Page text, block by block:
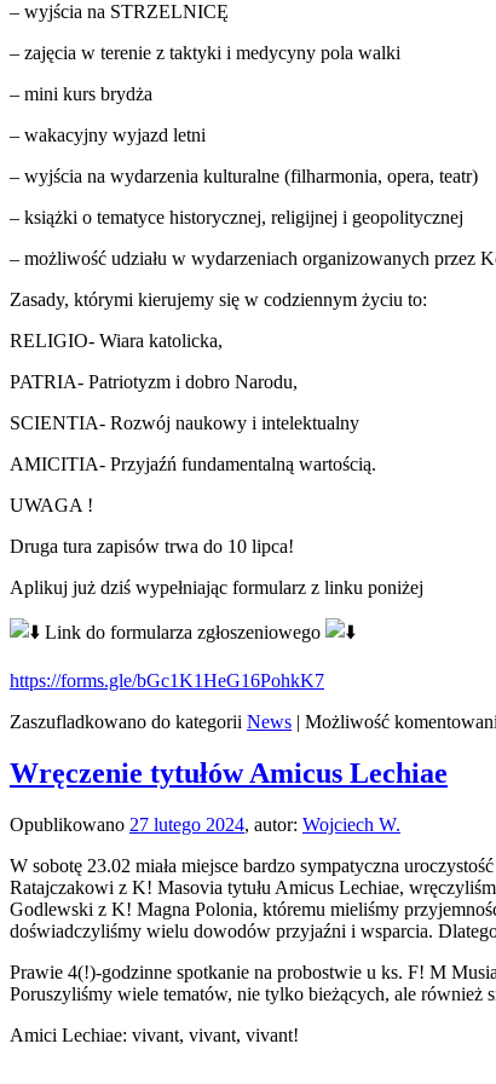
– wyjścia na STRZELNICĘ
– zajęcia w terenie z taktyki i medycyny pola walki
– mini kurs brydża
– wakacyjny wyjazd letni
– wyjścia na wydarzenia kulturalne (filharmonia, opera, teatr)
– książki o tematyce historycznej, religijnej i geopolitycznej
– możliwość udziału w wydarzeniach organizowanych przez
Zasady, którymi kierujemy się w codziennym życiu to:
RELIGIO- Wiara katolicka,
PATRIA- Patriotyzm i dobro Narodu,
SCIENTIA- Rozwój naukowy i intelektualny
AMICITIA- Przyjaźń fundamentalną wartością.
UWAGA !
Druga tura zapisów trwa do 10 lipca!
Aplikuj już dziś wypełniając formularz z linku poniżej
Link do formularza zgłoszeniowego
https://forms.gle/bGc1K1HeG16PohkK7
Zaszufladkowano do kategorii News | Możliwość
Wręczenie tytułów Amicus Lechiae
Opublikowano 27 lutego 2024, autor: Wojciech W.
W sobotę 23.02 miała miejsce bardzo sympatyczna
Ratajczakowi z K! Masovia tytułu Amicus Lechiae,
Godlewski z K! Magna Polonia, któremu mieliśmy
doświadczyliśmy wielu dowodów przyjaźni i wsparcia.
Prawie 4(!)-godzinne spotkanie na probostwie u ks. F! M
Poruszyliśmy wiele tematów, nie tylko bieżących, ale również
Amici Lechiae: vivant, vivant, vivant!